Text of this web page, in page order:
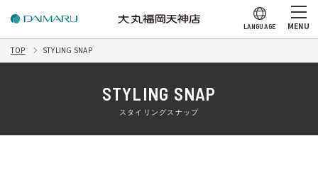
LANGUAGE MENU
TOP STYLING SNAP
STYLING SNAP
スタイリングスナップ